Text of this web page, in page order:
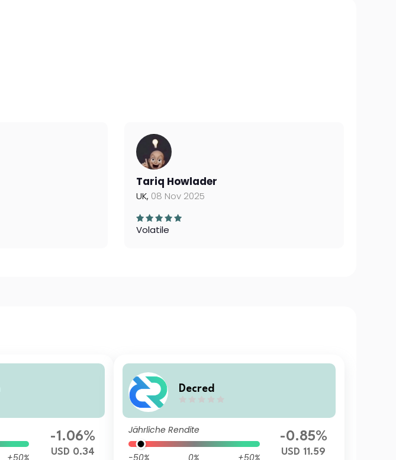
Tariq Howlader
UK, 08 Nov 2025
Volatile
+50%
-1.06%
USD 0.34
Decred
Jährliche Rendite
-50% 0% +50%
-0.85%
USD 11.59